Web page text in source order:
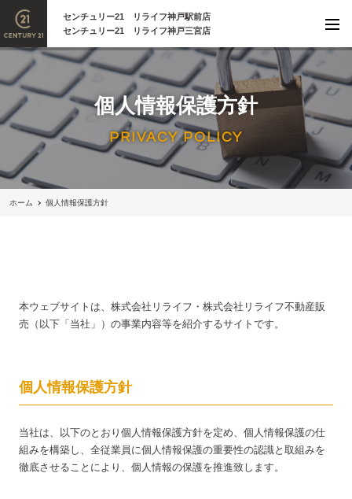
センチュリー21 リライフ神戸駅前店
センチュリー21 リライフ神戸三宮店
個人情報保護方針
PRIVACY POLICY
ホーム 個人情報保護方針
本ウェブサイトは、株式会社リライフ・株式会社リライフ不動産販
売（以下「当社」）の事業内容等を紹介するサイトです。
個人情報保護方針
当社は、以下のとおり個人情報保護方針を定め、個人情報保護の仕
組みを構築し、全従業員に個人情報保護の重要性の認識と取組みを
徹底させることにより、個人情報の保護を推進致します。